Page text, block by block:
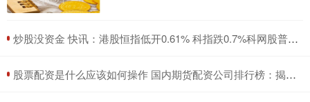
​炒股没资金 快讯：港股恒指低开0.61% 科指跌0.7%科网股普遍下跌
​股票配资是什么应该如何操作 国内期货配资公司排行榜：揭秘十大实力巨头